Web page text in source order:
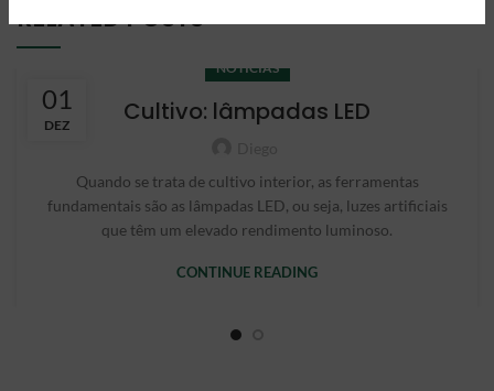
RELATED POSTS
01
DEZ
NOTÍCIAS
Cultivo: lâmpadas LED
Quando se trata de cultivo interior, as ferramentas
fundamentais são as lâmpadas LED, ou seja, luzes artificiais
que têm um elevado rendimento luminoso.
CONTINUE READING